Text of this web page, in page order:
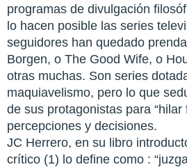
programas de divulgación
lo hacen posible las series
seguidores han quedado
Borgen, o The Good Wife, o
otras muchas. Son series
maquiavelismo, pero lo que
de sus protagonistas para “hilar
percepciones y decisiones.
JC Herrero, en su libro
crítico (1) lo define como :